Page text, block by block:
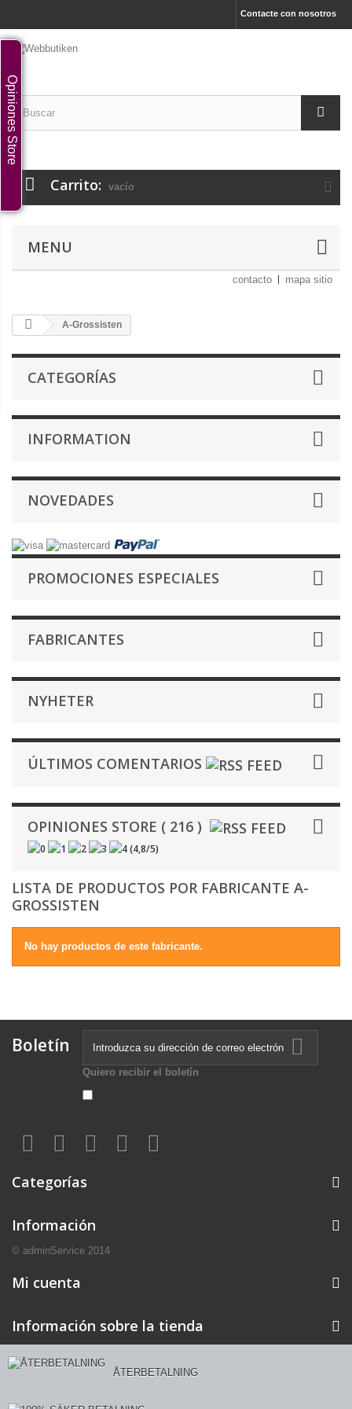
Contacte con nosotros
Carrito: vacío
MENU
contacto mapa sitio
A-Grossisten
CATEGORÍAS
INFORMATION
NOVEDADES
PROMOCIONES ESPECIALES
FABRICANTES
NYHETER
ÚLTIMOS COMENTARIOS
OPINIONES STORE ( 216 )
(4,8/5)
LISTA DE PRODUCTOS POR FABRICANTE A-
GROSSISTEN
No hay productos de este fabricante.
Boletín
Quiero recibir el boletín
Categorías
Información
© adminService 2014
Mi cuenta
Información sobre la tienda
ÅTERBETALNING
Opiniones Store